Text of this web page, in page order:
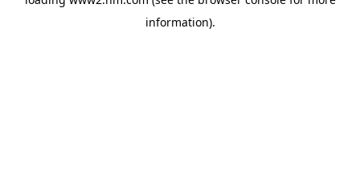
information).